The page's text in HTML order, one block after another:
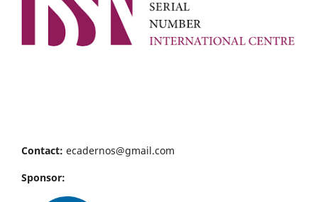
Contact: ecadernos@gmail.com
Sponsor: